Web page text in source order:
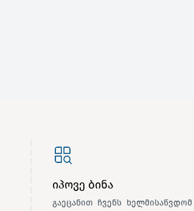
იპოვე ბინა
გაეცანით ჩვენს ხელმისაწვდომ